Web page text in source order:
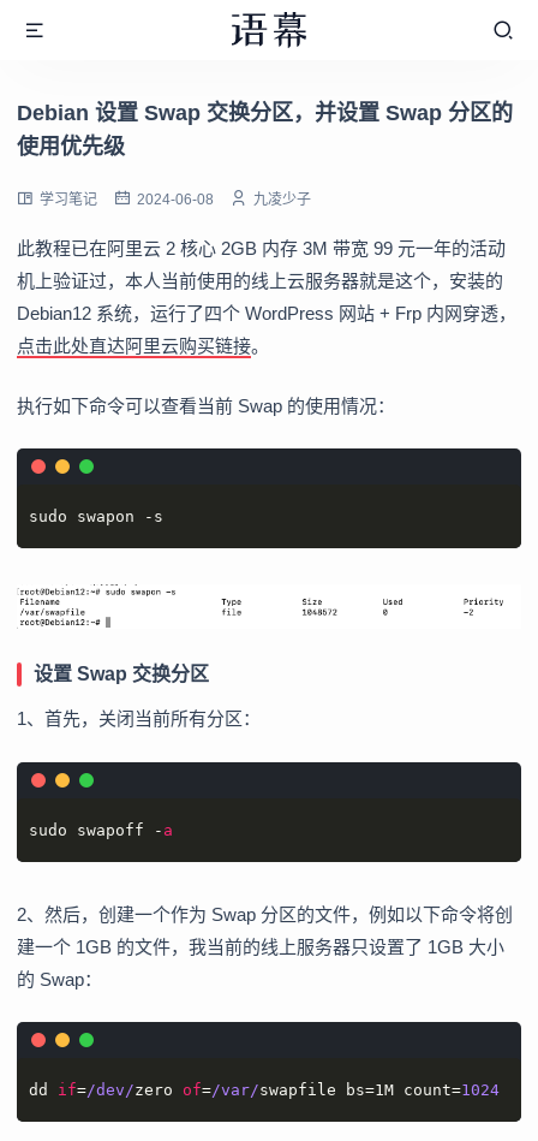
Debian 设置 Swap 交换分区，并设置 Swap 分区的
使用优先级
学习笔记 2024-06-08 九凌少子
此教程已在阿里云 2 核心 2GB 内存 3M 带宽 99 元一年的活动
机上验证过，本人当前使用的线上云服务器就是这个，安装的
Debian12 系统，运行了四个 WordPress 网站 + Frp 内网穿透，
点击此处直达阿里云购买链接。
执行如下命令可以查看当前 Swap 的使用情况：
sudo swapon -s
设置 Swap 交换分区
1、首先，关闭当前所有分区：
sudo swapoff - a
2、然后，创建一个作为 Swap 分区的文件，例如以下命令将创
建一个 1GB 的文件，我当前的线上服务器只设置了 1GB 大小
的 Swap：
dd if=/dev/zero of=/var/swapfile bs=1M count=1024